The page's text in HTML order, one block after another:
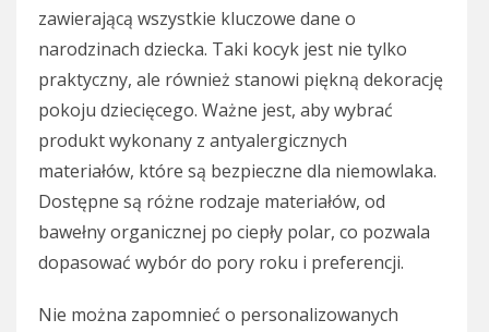
zawierającą wszystkie kluczowe dane o
narodzinach dziecka. Taki kocyk jest nie tylko
praktyczny, ale również stanowi piękną dekorację
pokoju dziecięcego. Ważne jest, aby wybrać
produkt wykonany z antyalergicznych
materiałów, które są bezpieczne dla niemowlaka.
Dostępne są różne rodzaje materiałów, od
bawełny organicznej po ciepły polar, co pozwala
dopasować wybór do pory roku i preferencji.
Nie można zapomnieć o personalizowanych